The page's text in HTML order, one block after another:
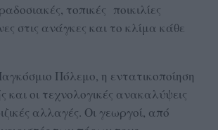
τοπικές ποικιλίες
στις ανάγκες και το κλίμα κάθε
Πόλεμο, η εντατικοποίηση
και οι τεχνολογικές ανακαλύψεις
αλλαγές. Οι γεωργοί, από